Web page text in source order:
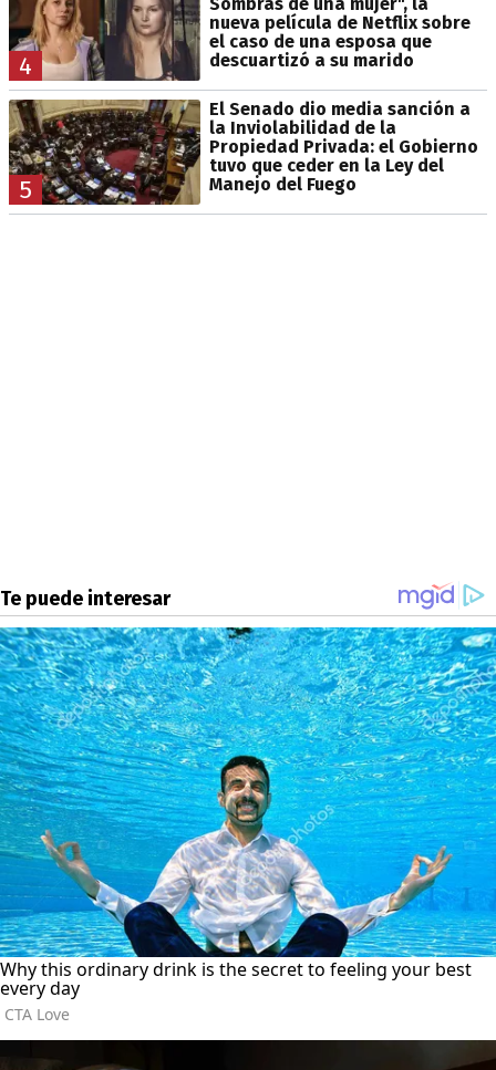
4
nueva película de Netflix sobre
el caso de una esposa que
descuartizó a su marido
5
El Senado dio media sanción a
la Inviolabilidad de la
Propiedad Privada: el Gobierno
tuvo que ceder en la Ley del
Manejo del Fuego